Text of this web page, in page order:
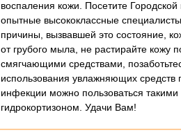
воспаления кожи. Посетите
опытные высококлассные
причины, вызвавшей это состояние,
от грубого мыла, не растирайте кожу
смягчающими средствами,
использования увлажняющих средств
инфекции можно пользоваться
гидрокортизоном. Удачи Вам!